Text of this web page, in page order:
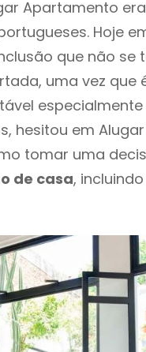
Apartamento
Hoje
que não se
uma vez que
especialmente
hesitou em
tomar uma
de casa,